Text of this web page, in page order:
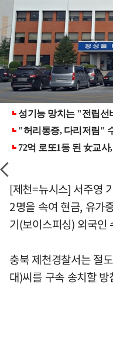
[제천=뉴시스] 서주영
2명을 속여 현금, 유가
기(보이스피싱) 외국인
충북 제천경찰서는 절
대)씨를 구속 송치할